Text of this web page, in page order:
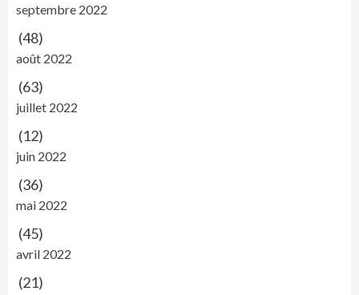
septembre 2022
(48)
août 2022
(63)
juillet 2022
(12)
juin 2022
(36)
mai 2022
(45)
avril 2022
(21)